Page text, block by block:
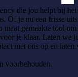
die jou helpt bij
Of je nu een frisse
maat gemaakte tool
je klaar. Laten we
met ons op en laten
voorbehouden.